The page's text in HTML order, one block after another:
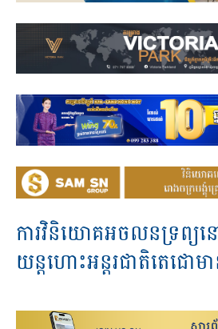
ការវិនិយោគអចលនទ្រព្យ
យន្តហោះអន្តរជាតិតេជ